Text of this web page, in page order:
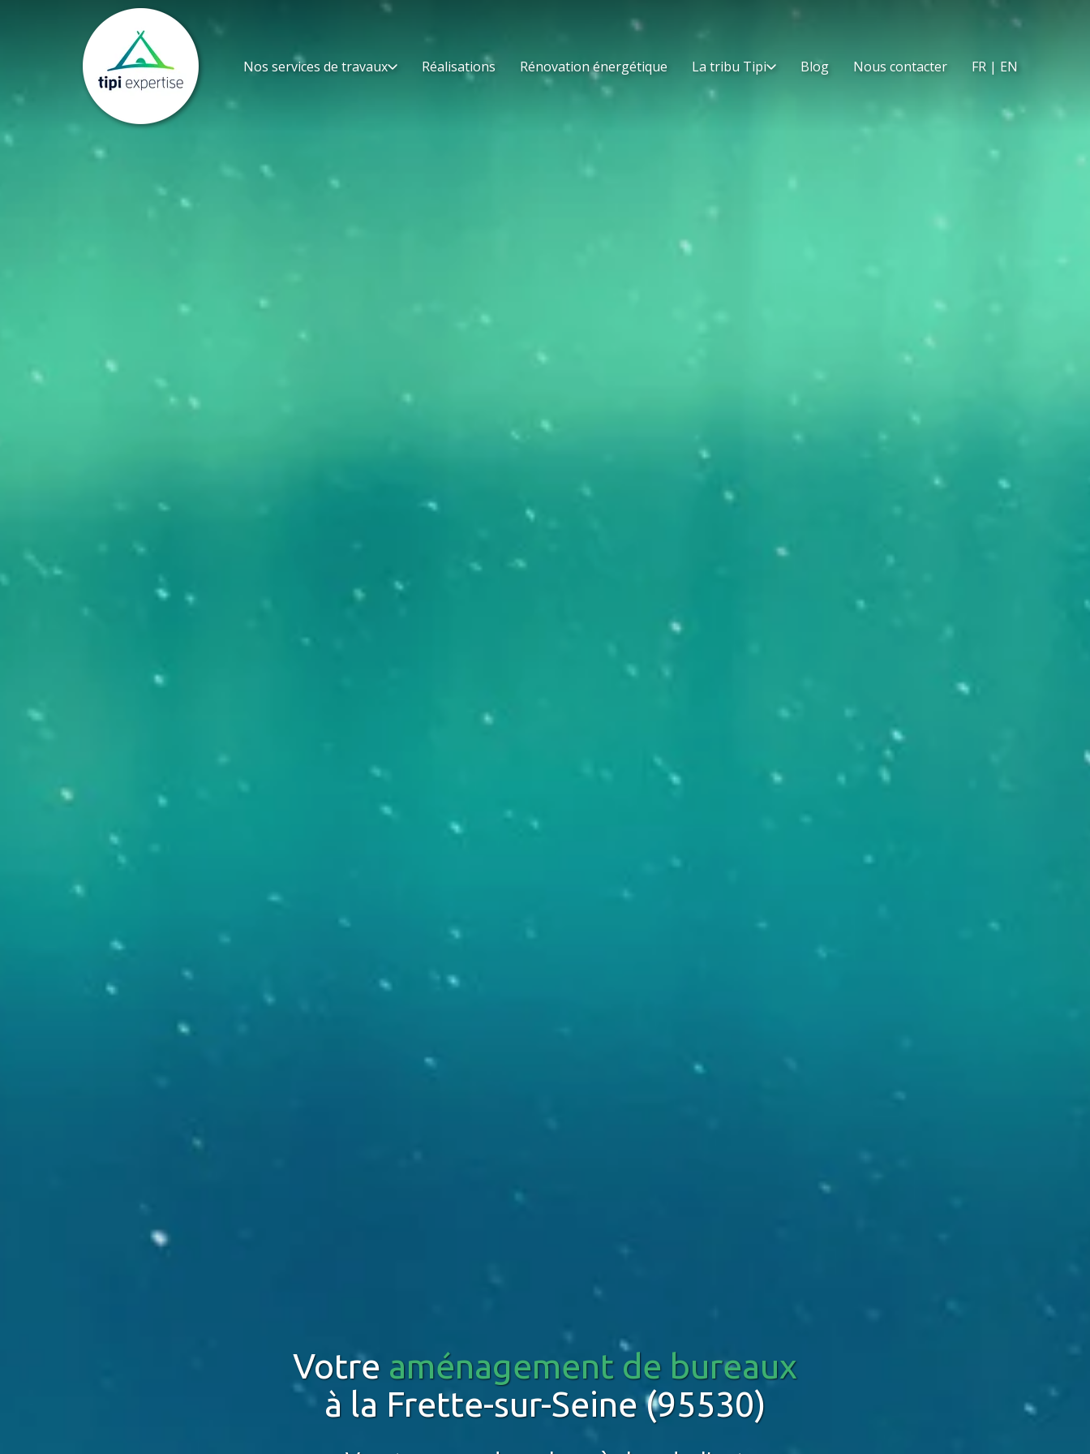
Nos services de travaux Réalisations Rénovation énergétique La tribu Tipi Blog Nous contacter FR | EN
Votre aménagement de bureaux
à la Frette-sur-Seine (95530)